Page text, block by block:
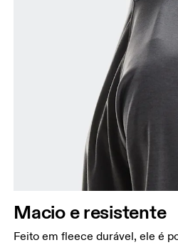
peito, mantendo a fita
Meça ao redor da parte
Meça ao redor da parte
Macio e resistente
Feito em fleece durável, ele é